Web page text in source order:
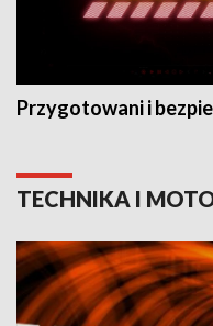
Przygotowani i
TECHNIKA I